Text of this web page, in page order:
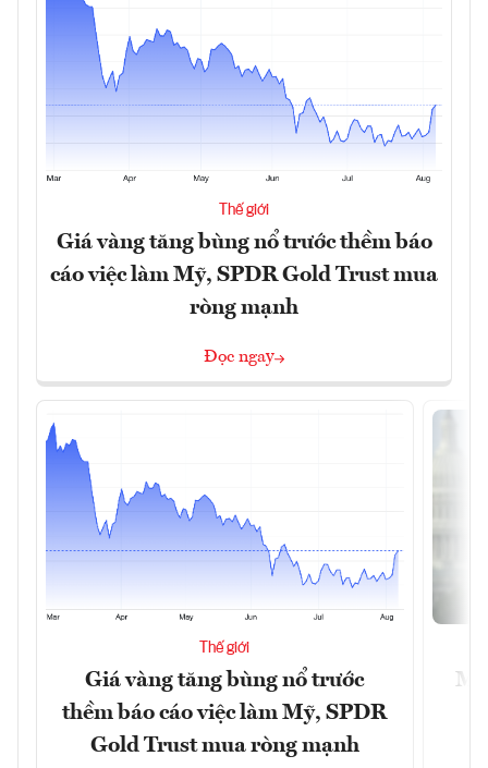
Thế giới
Giá vàng tăng bùng nổ trước thềm báo
cáo việc làm Mỹ, SPDR Gold Trust mua
ròng mạnh
Đọc ngay
Thế giới
Giá vàng tăng bùng nổ trước
thềm báo cáo việc làm Mỹ, SPDR
Gold Trust mua ròng mạnh